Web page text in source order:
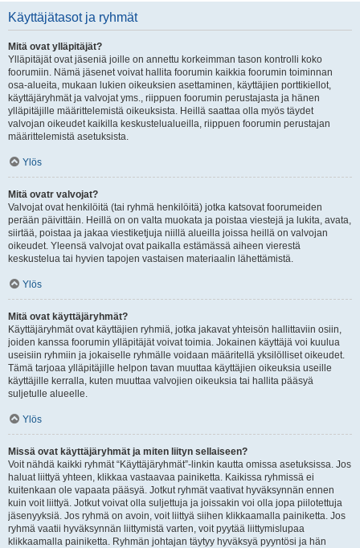
Käyttäjätasot ja ryhmät
Mitä ovat ylläpitäjät?
Ylläpitäjät ovat jäseniä joille on annettu korkeimman tason kontrolli koko
foorumiin. Nämä jäsenet voivat hallita foorumin kaikkia foorumin toiminnan
osa-alueita, mukaan lukien oikeuksien asettaminen, käyttäjien porttikiellot,
käyttäjäryhmät ja valvojat yms., riippuen foorumin perustajasta ja hänen
ylläpitäjille määrittelemistä oikeuksista. Heillä saattaa olla myös täydet
valvojan oikeudet kaikilla keskustelualueilla, riippuen foorumin perustajan
määrittelemistä asetuksista.
Ylös
Mitä ovatr valvojat?
Valvojat ovat henkilöitä (tai ryhmä henkilöitä) jotka katsovat foorumeiden
perään päivittäin. Heillä on on valta muokata ja poistaa viestejä ja lukita, avata,
siirtää, poistaa ja jakaa viestiketjuja niillä alueilla joissa heillä on valvojan
oikeudet. Yleensä valvojat ovat paikalla estämässä aiheen vierestä
keskustelua tai hyvien tapojen vastaisen materiaalin lähettämistä.
Ylös
Mitä ovat käyttäjäryhmät?
Käyttäjäryhmät ovat käyttäjien ryhmiä, jotka jakavat yhteisön hallittaviin osiin,
joiden kanssa foorumin ylläpitäjät voivat toimia. Jokainen käyttäjä voi kuulua
useisiin ryhmiin ja jokaiselle ryhmälle voidaan määritellä yksilölliset oikeudet.
Tämä tarjoaa ylläpitäjille helpon tavan muuttaa käyttäjien oikeuksia useille
käyttäjille kerralla, kuten muuttaa valvojien oikeuksia tai hallita pääsyä
suljetulle alueelle.
Ylös
Missä ovat käyttäjäryhmät ja miten liityn sellaiseen?
Voit nähdä kaikki ryhmät “Käyttäjäryhmät”-linkin kautta omissa asetuksissa. Jos
haluat liittyä yhteen, klikkaa vastaavaa painiketta. Kaikissa ryhmissä ei
kuitenkaan ole vapaata pääsyä. Jotkut ryhmät vaativat hyväksynnän ennen
kuin voit liittyä. Jotkut voivat olla suljettuja ja joissakin voi olla jopa piilotettuja
jäsenyyksiä. Jos ryhmä on avoin, voit liittyä siihen klikkaamalla painiketta. Jos
ryhmä vaatii hyväksynnän liittymistä varten, voit pyytää liittymislupaa
klikkaamalla painiketta. Ryhmän johtajan täytyy hyväksyä pyyntösi ja hän